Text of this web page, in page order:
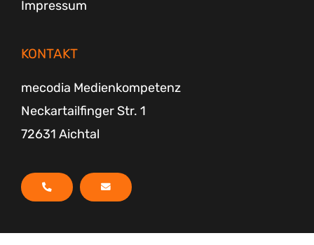
Impressum
KONTAKT
mecodia Medienkompetenz
Neckartailfinger Str. 1
72631 Aichtal